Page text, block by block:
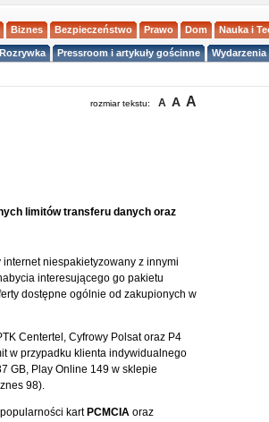
Biznes Bezpieczeństwo Prawo Dom Nauka i
Rozrywka Pressroom i artykuły gościnne
rozmiar tekstu: A A A
limitów transferu danych oraz
niespakietyzowany z innymi
interesującego go pakietu
dostępne ogólnie od zakupionych w
Centertel, Cyfrowy Polsat oraz P4
w przypadku klienta indywidualnego
GB, Play Online 149 w sklepie
98).
kart PCMCIAoraz